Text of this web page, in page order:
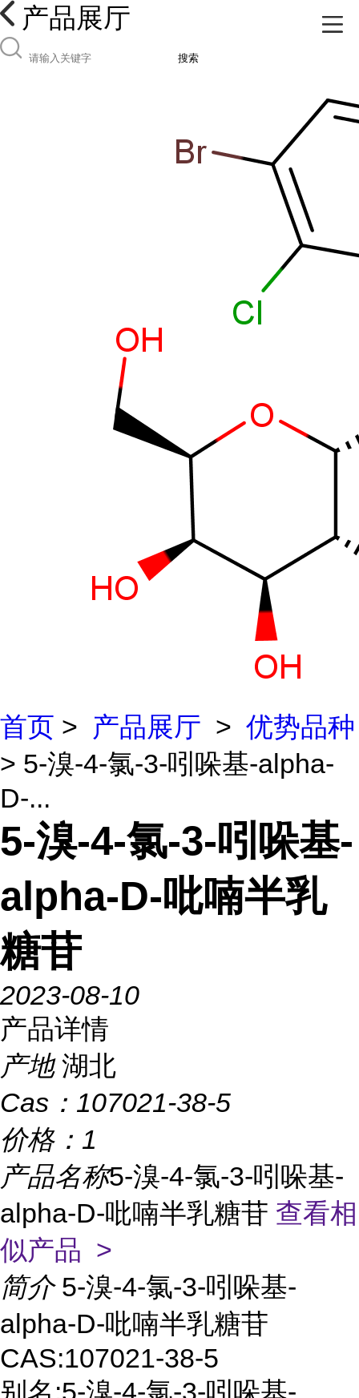
产品展厅
搜索
首页 > 产品展厅 > 优势品种
> 5-溴-4-氯-3-吲哚基-alpha-
D-...
5-溴-4-氯-3-吲哚基-
alpha-D-吡喃半乳
糖苷
2023-08-10
产品详情
产地 湖北
Cas： 107021-38-5
价格： 1
产品名称5-溴-4-氯-3-吲哚基-
alpha-D-吡喃半乳糖苷 查看相
似产品 >
简介 5-溴-4-氯-3-吲哚基-
alpha-D-吡喃半乳糖苷
CAS:107021-38-5
别名:5-溴-4-氯-3-吲哚基-